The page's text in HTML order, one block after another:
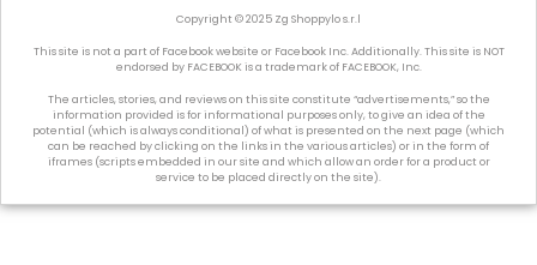
Copyright © 2025 Zg Shoppylo s.r.l
This site is not a part of Facebook website or Facebook Inc. Additionally. This site is NOT
endorsed by FACEBOOK is a trademark of FACEBOOK, Inc.
The articles, stories, and reviews on this site constitute “advertisements,” so the
information provided is for informational purposes only, to give an idea of the
potential (which is always conditional) of what is presented on the next page (which
can be reached by clicking on the links in the various articles) or in the form of
iframes (scripts embedded in our site and which allow an order for a product or
service to be placed directly on the site).